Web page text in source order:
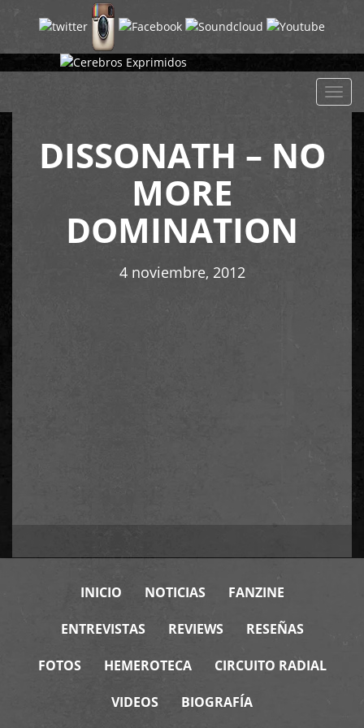
DISSONATH – NO
MORE
DOMINATION
4 noviembre, 2012
INICIO NOTICIAS FANZINE
ENTREVISTAS REVIEWS RESEÑAS
FOTOS HEMEROTECA CIRCUITO RADIAL
VIDEOS BIOGRAFÍA